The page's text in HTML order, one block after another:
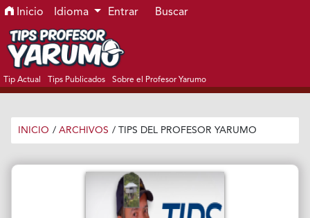
Ir al menú de navegación principal
Ir al contenido principal
Ir al pie de página del sitio
Inicio Idioma Entrar Buscar
Tip Actual Tips Publicados Sobre el Profesor Yarumo
INICIO / ARCHIVOS / TIPS DEL PROFESOR YARUMO